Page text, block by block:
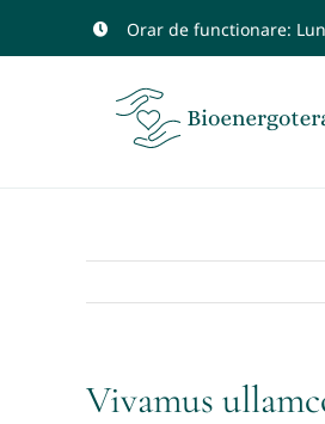
to
Orar de functionare:
Vivamus